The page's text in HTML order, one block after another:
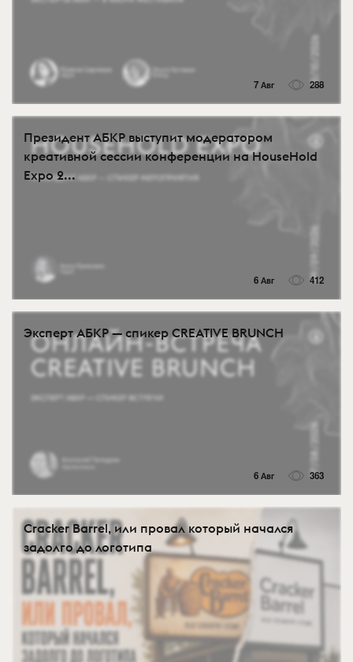
7 Авг 288
Президент АБКР выступит модератором
креативной сессии конференции на HouseHold
Expo 2...
6 Авг 412
Эксперт АБКР — спикер CREATIVE BRUNCH
6 Авг 363
Cracker Barrel, или провал который начался
задолго до логотипа